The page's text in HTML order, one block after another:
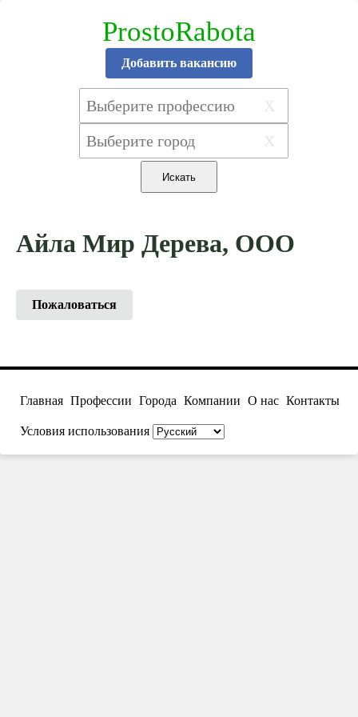
ProstoRabota
Добавить вакансию
X
X
Айла Мир Дерева, ООО
Пожаловаться
Главная Профессии Города Компании О нас Контакты
Условия использования